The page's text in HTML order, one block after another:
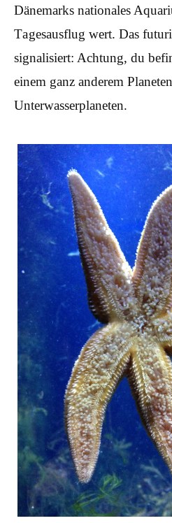
Dänemarks nationales
Tagesausflug wert. Das
signalisiert: Achtung, du
einem ganz anderem
Unterwasserplaneten.